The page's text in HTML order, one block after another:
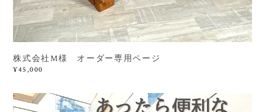
株式会社M様 オーダー専用ページ
¥45,000